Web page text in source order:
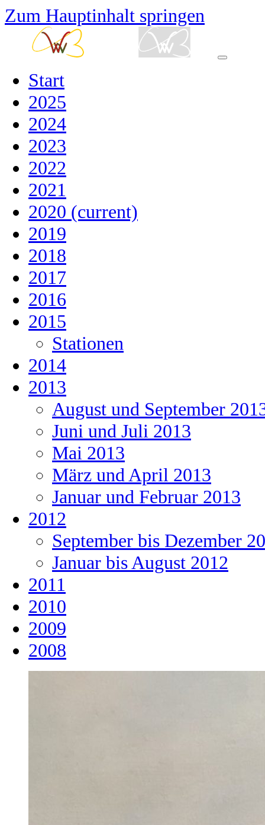
Zum Hauptinhalt springen
Start
2025
2024
2023
2022
2021
2020 (current)
2019
2018
2017
2016
2015
Stationen
2014
2013
August und September
Juni und Juli 2013
Mai 2013
März und April 2013
Januar und Februar 2013
2012
September bis Dezember
Januar bis August 2012
2011
2010
2009
2008